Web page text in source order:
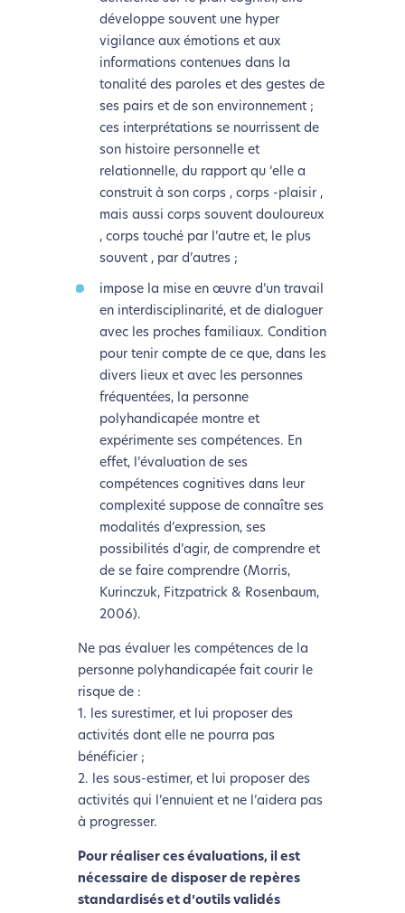
développe souvent une hyper
vigilance aux émotions et aux
informations contenues dans la
tonalité des paroles et des gestes de
ses pairs et de son environnement ;
ces interprétations se nourrissent de
son histoire personnelle et
relationnelle, du rapport qu ‘elle a
construit à son corps , corps -plaisir ,
mais aussi corps souvent douloureux
, corps touché par l’autre et, le plus
souvent , par d’autres ;
impose la mise en œuvre d’un travail
en interdisciplinarité, et de dialoguer
avec les proches familiaux. Condition
pour tenir compte de ce que, dans les
divers lieux et avec les personnes
fréquentées, la personne
polyhandicapée montre et
expérimente ses compétences. En
effet, l’évaluation de ses
compétences cognitives dans leur
complexité suppose de connaître ses
modalités d’expression, ses
possibilités d’agir, de comprendre et
de se faire comprendre (Morris,
Kurinczuk, Fitzpatrick & Rosenbaum,
2006).
Ne pas évaluer les compétences de la
personne polyhandicapée fait courir le
risque de :
1. les surestimer, et lui proposer des
activités dont elle ne pourra pas
bénéficier ;
2. les sous-estimer, et lui proposer des
activités qui l’ennuient et ne l’aidera pas
à progresser.
Pour réaliser ces évaluations, il est
nécessaire de disposer de repères
standardisés et d’outils validés